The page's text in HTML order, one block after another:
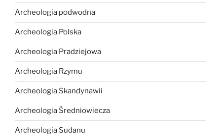
Archeologia podwodna
Archeologia Polska
Archeologia Pradziejowa
Archeologia Rzymu
Archeologia Skandynawii
Archeologia Średniowiecza
Archeologia Sudanu